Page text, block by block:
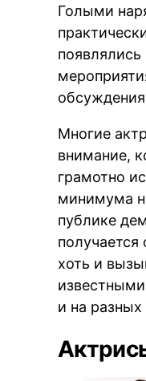
Голыми
Многие
внимание,
грамотно
минимума
публике
получается
хоть и
и на